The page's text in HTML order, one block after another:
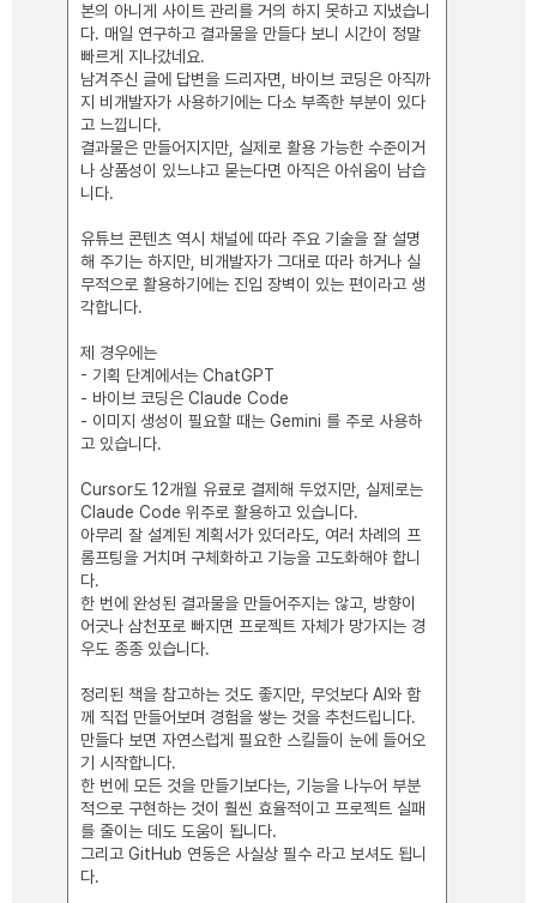
본의 아니게 사이트 관리를 거의 하지 못하고 지냈습니
다. 매일 연구하고 결과물을 만들다 보니 시간이 정말
빠르게 지나갔네요.
남겨주신 글에 답변을 드리자면, 바이브 코딩은 아직까
지 비개발자가 사용하기에는 다소 부족한 부분이 있다
고 느낍니다.
결과물은 만들어지지만, 실제로 활용 가능한 수준이거
나 상품성이 있느냐고 묻는다면 아직은 아쉬움이 남습
니다.
유튜브 콘텐츠 역시 채널에 따라 주요 기술을 잘 설명
해 주기는 하지만, 비개발자가 그대로 따라 하거나 실
무적으로 활용하기에는 진입 장벽이 있는 편이라고 생
각합니다.
제 경우에는
- 기획 단계에서는 ChatGPT
- 바이브 코딩은 Claude Code
- 이미지 생성이 필요할 때는 Gemini 를 주로 사용하
고 있습니다.
Cursor도 12개월 유료로 결제해 두었지만, 실제로는
Claude Code 위주로 활용하고 있습니다.
아무리 잘 설계된 계획서가 있더라도, 여러 차례의 프
롬프팅을 거치며 구체화하고 기능을 고도화해야 합니
다.
한 번에 완성된 결과물을 만들어주지는 않고, 방향이
어긋나 삼천포로 빠지면 프로젝트 자체가 망가지는 경
우도 종종 있습니다.
정리된 책을 참고하는 것도 좋지만, 무엇보다 AI와 함
께 직접 만들어보며 경험을 쌓는 것을 추천드립니다.
만들다 보면 자연스럽게 필요한 스킬들이 눈에 들어오
기 시작합니다.
한 번에 모든 것을 만들기보다는, 기능을 나누어 부분
적으로 구현하는 것이 훨씬 효율적이고 프로젝트 실패
를 줄이는 데도 도움이 됩니다.
그리고 GitHub 연동은 사실상 필수 라고 보셔도 됩니
다.